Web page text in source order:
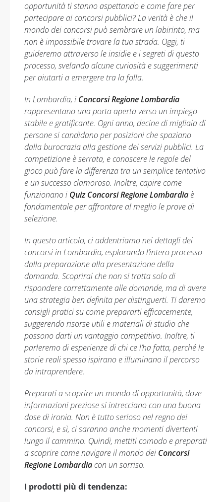
opportunità ti stanno aspettando e come fare per
partecipare ai concorsi pubblici? La verità è che il
mondo dei concorsi può sembrare un labirinto, ma
non è impossibile trovare la tua strada. Oggi, ti
guideremo attraverso le insidie e i segreti di questo
processo, svelando alcune curiosità e suggerimenti
per aiutarti a emergere tra la folla.
In Lombardia, i Concorsi Regione Lombardia
rappresentano una porta aperta verso un impiego
stabile e gratificante. Ogni anno, decine di migliaia di
persone si candidano per posizioni che spaziano
dalla burocrazia alla gestione dei servizi pubblici. La
competizione è serrata, e conoscere le regole del
gioco può fare la differenza tra un semplice tentativo
e un successo clamoroso. Inoltre, capire come
funzionano i Quiz Concorsi Regione Lombardia è
fondamentale per affrontare al meglio le prove di
selezione.
In questo articolo, ci addentriamo nei dettagli dei
concorsi in Lombardia, esplorando l’intero processo
dalla preparazione alla presentazione della
domanda. Scoprirai che non si tratta solo di
rispondere correttamente alle domande, ma di avere
una strategia ben definita per distinguerti. Ti daremo
consigli pratici su come prepararti efficacemente,
suggerendo risorse utili e materiali di studio che
possono darti un vantaggio competitivo. Inoltre, ti
parleremo di esperienze di chi ce l’ha fatta, perché le
storie reali spesso ispirano e illuminano il percorso
da intraprendere.
Preparati a scoprire un mondo di opportunità, dove
informazioni preziose si intrecciano con una buona
dose di ironia. Non è tutto serioso nel regno dei
concorsi, e sì, ci saranno anche momenti divertenti
lungo il cammino. Quindi, mettiti comodo e preparati
a scoprire come navigare il mondo dei Concorsi
Regione Lombardiacon un sorriso.
I prodotti più di tendenza: